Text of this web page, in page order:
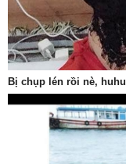
Bị chụp lén rồi nè, huhu